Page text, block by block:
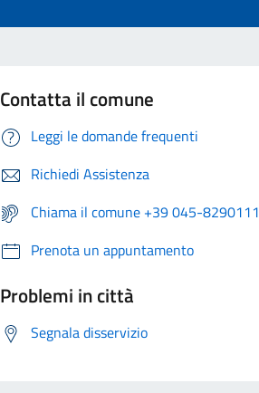
Contatta il comune
Leggi le domande frequenti
Richiedi Assistenza
Chiama il comune +39 045-8290111
Prenota un appuntamento
Problemi in città
Segnala disservizio